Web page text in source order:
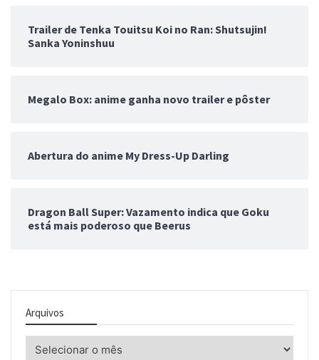
Trailer de Tenka Touitsu Koi no Ran: Shutsujin!
Sanka Yoninshuu
Megalo Box: anime ganha novo trailer e pôster
Abertura do anime My Dress-Up Darling
Dragon Ball Super: Vazamento indica que Goku
está mais poderoso que Beerus
Arquivos